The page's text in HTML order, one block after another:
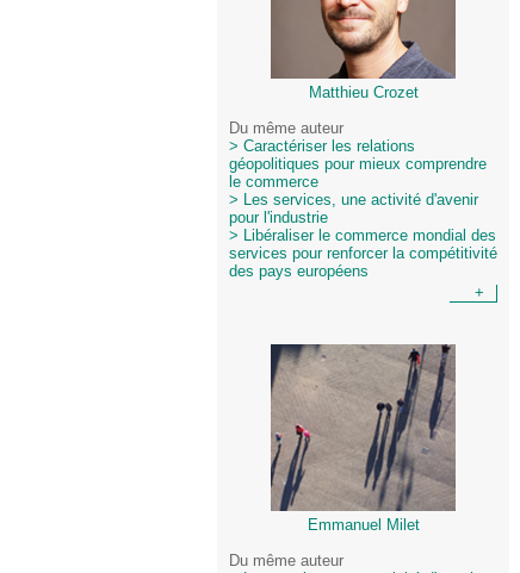
Matthieu Crozet
Du même auteur
> Caractériser les relations
géopolitiques pour mieux comprendre
le commerce
> Les services, une activité d'avenir
pour l'industrie
> Libéraliser le commerce mondial des
services pour renforcer la compétitivité
des pays européens
+
Emmanuel Milet
Du même auteur